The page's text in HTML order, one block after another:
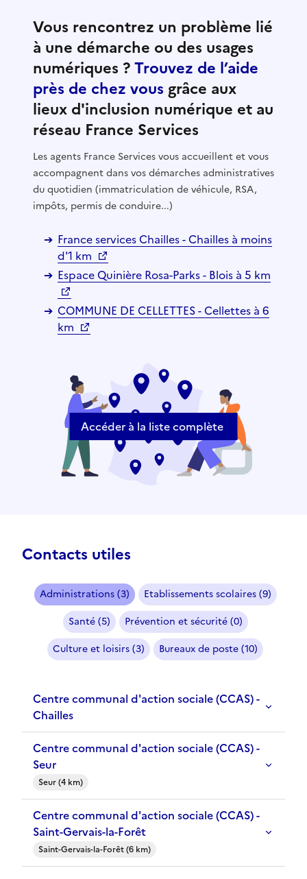
Vous rencontrez un problème lié
à une démarche ou des usages
numériques ?Trouvez de l’aide
près de chez vous grâce aux
lieux d'inclusion numérique et au
réseau France Services
Les agents France Services vous accueillent et vous
accompagnent dans vos démarches administratives
du quotidien (immatriculation de véhicule, RSA,
impôts, permis de conduire...)
France services Chailles - Chailles à moins
d'1 km
Espace Quinière Rosa-Parks - Blois à 5 km
COMMUNE DE CELLETTES - Cellettes à 6
km
Accéder à la liste complète
Contacts utiles
Administrations (3)
Etablissements scolaires (9)
Santé (5)
Prévention et sécurité (0)
Culture et loisirs (3)
Bureaux de poste (10)
Centre communal d'action sociale (CCAS) -
Chailles
Centre communal d'action sociale (CCAS) -
Seur
Seur (4 km)
Centre communal d'action sociale (CCAS) -
Saint-Gervais-la-Forêt
Saint-Gervais-la-Forêt (6 km)